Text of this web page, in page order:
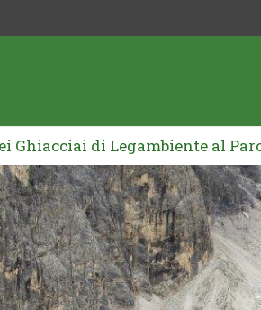
Ghiacciai di Legambiente al